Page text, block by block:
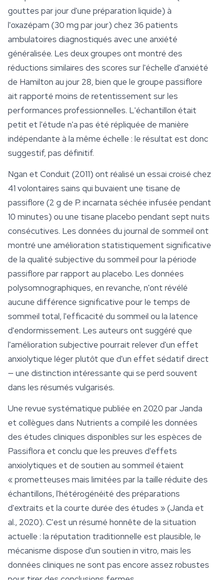
gouttes par jour d'une préparation liquide) à
l'oxazépam (30 mg par jour) chez 36 patients
ambulatoires diagnostiqués avec une anxiété
généralisée. Les deux groupes ont montré des
réductions similaires des scores sur l'échelle d'anxiété
de Hamilton au jour 28, bien que le groupe passiflore
ait rapporté moins de retentissement sur les
performances professionnelles. L'échantillon était
petit et l'étude n'a pas été répliquée de manière
indépendante à la même échelle : le résultat est donc
suggestif, pas définitif.
Ngan et Conduit (2011) ont réalisé un essai croisé chez
41 volontaires sains qui buvaient une tisane de
passiflore (2 g de P. incarnata séchée infusée pendant
10 minutes) ou une tisane placebo pendant sept nuits
consécutives. Les données du journal de sommeil ont
montré une amélioration statistiquement significative
de la qualité subjective du sommeil pour la période
passiflore par rapport au placebo. Les données
polysomnographiques, en revanche, n'ont révélé
aucune différence significative pour le temps de
sommeil total, l'efficacité du sommeil ou la latence
d'endormissement. Les auteurs ont suggéré que
l'amélioration subjective pourrait relever d'un effet
anxiolytique léger plutôt que d'un effet sédatif direct
— une distinction intéressante qui se perd souvent
dans les résumés vulgarisés.
Une revue systématique publiée en 2020 par Janda
et collègues dans Nutrients a compilé les données
des études cliniques disponibles sur les espèces de
Passiflora et conclu que les preuves d'effets
anxiolytiques et de soutien au sommeil étaient
« prometteuses mais limitées par la taille réduite des
échantillons, l'hétérogénéité des préparations
d'extraits et la courte durée des études » (Janda et
al., 2020). C'est un résumé honnête de la situation
actuelle : la réputation traditionnelle est plausible, le
mécanisme dispose d'un soutien in vitro, mais les
données cliniques ne sont pas encore assez robustes